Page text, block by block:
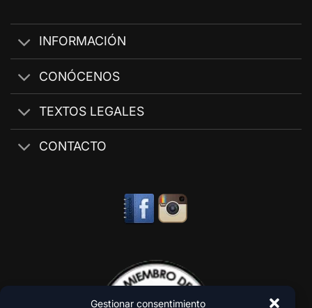
Gestionar consentimiento
INFORMACIÓN
CONÓCENOS
TEXTOS LEGALES
CONTACTO